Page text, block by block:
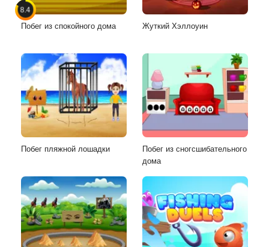
8.4
Побег из спокойного дома Жуткий Хэллоуин
Побег пляжной лошадки
Побег из сногсшибательного
дома